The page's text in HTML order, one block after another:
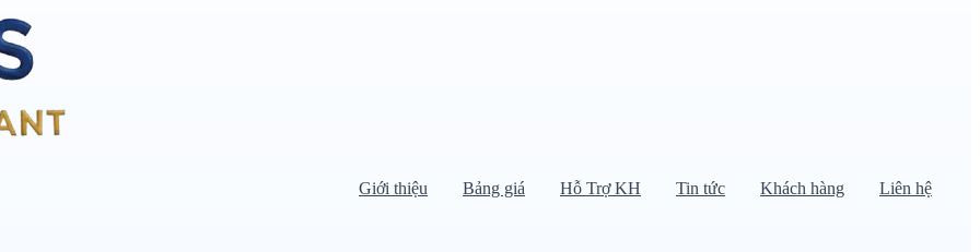
Giới thiệu Bảng giá Hỗ Trợ KH Tin tức Khách hàng Liên hệ